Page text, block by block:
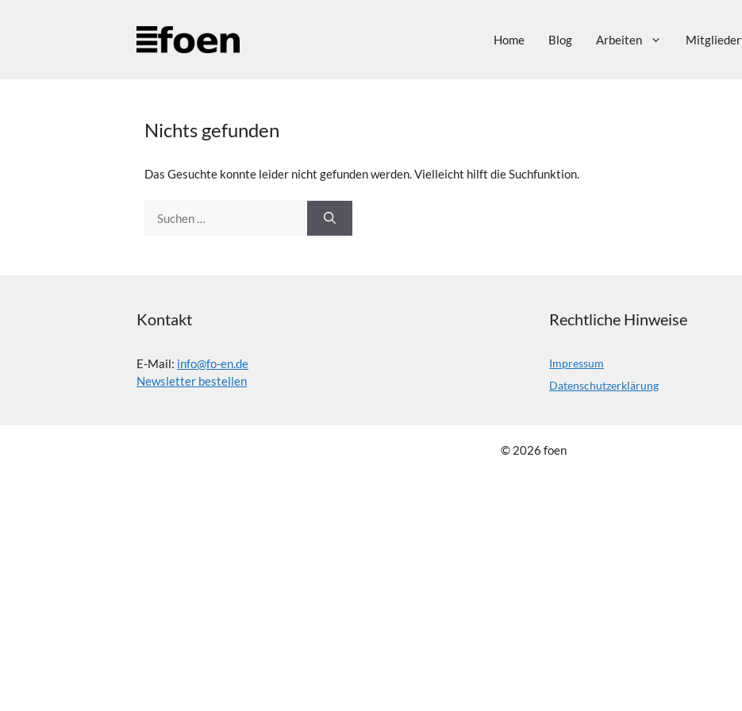
Home Blog Arbeiten Mitglieder
Nichts gefunden
Das Gesuchte konnte leider nicht gefunden werden. Vielleicht hilft die Suchfunktion.
nach:
Kontakt
E-Mail: info@fo-en.de
Newsletter bestellen
Rechtliche Hinweise
Impressum
Datenschutzerklärung
© 2026 foen